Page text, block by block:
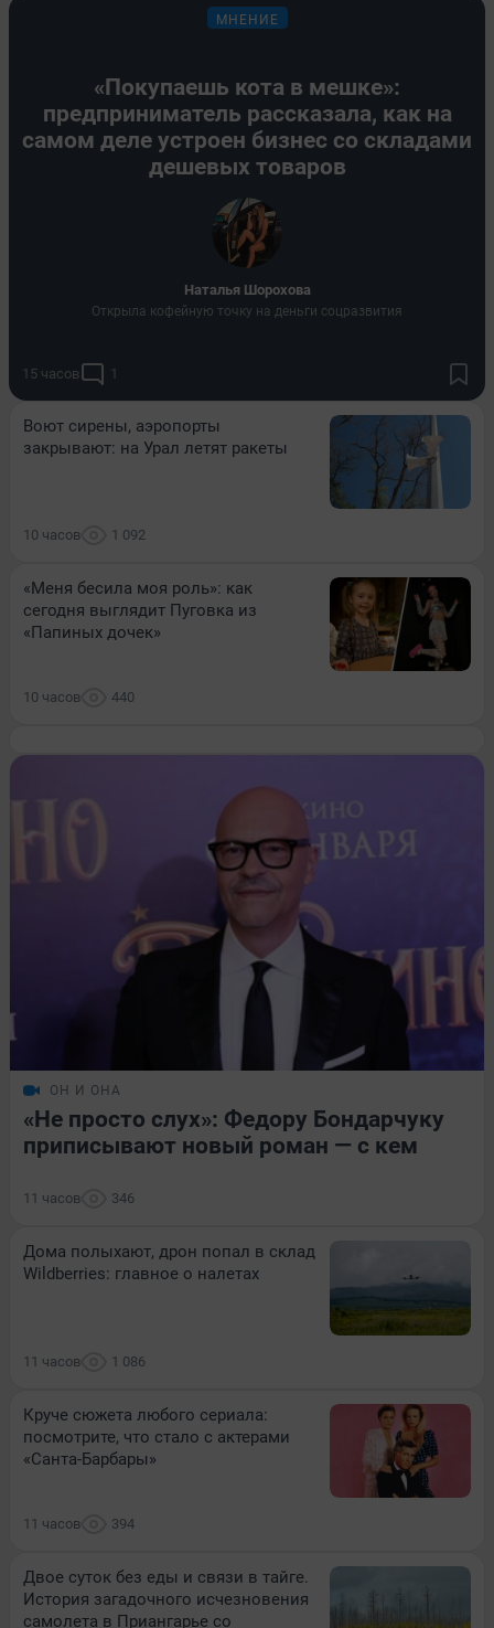
МНЕНИЕ
«Покупаешь кота в мешке»:
предприниматель рассказала, как на
самом деле устроен бизнес со складами
дешевых товаров
Наталья Шорохова
Открыла кофейную точку на деньги соцразвития
15 часов 1
Воют сирены, аэропорты
закрывают: на Урал летят ракеты
10 часов 1 092
«Меня бесила моя роль»: как
сегодня выглядит Пуговка из
«Папиных дочек»
10 часов 440
ОН И ОНА
«Не просто слух»: Федору Бондарчуку
приписывают новый роман — с кем
11 часов 346
Дома полыхают, дрон попал в склад
Wildberries: главное о налетах
11 часов 1 086
Круче сюжета любого сериала:
посмотрите, что стало с актерами
«Санта-Барбары»
11 часов 394
Двое суток без еды и связи в тайге.
История загадочного исчезновения
самолета в Приангарье со